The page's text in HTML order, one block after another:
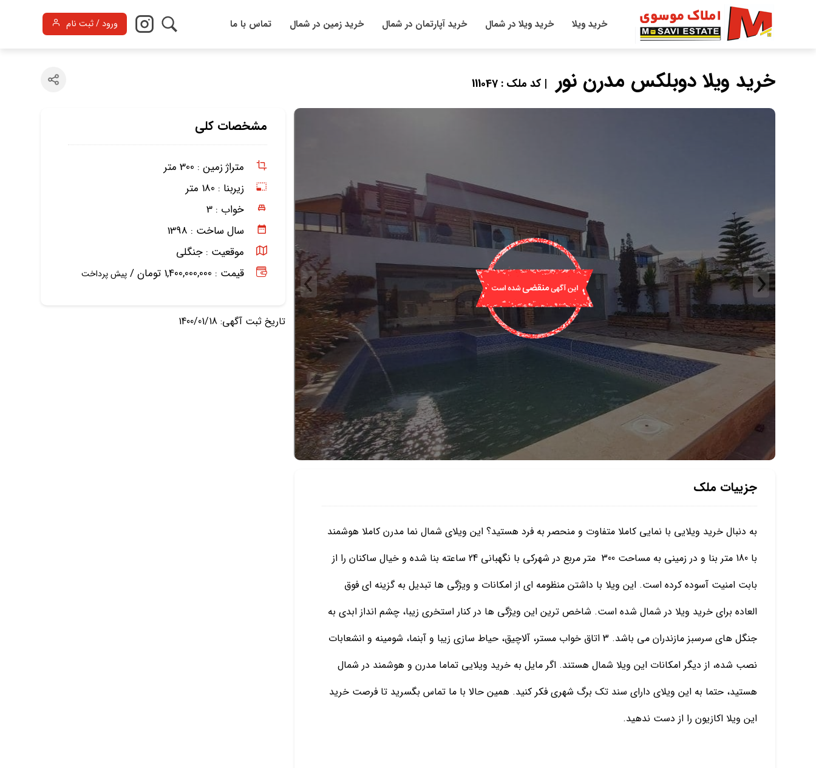
خرید ویلا خرید ویلا در شمال خرید آپارتمان در شمال خرید زمین در شمال تماس با ما ورود / ثبت نام
خرید ویلا دوبلکس مدرن نور | کد ملک : 111047
مشخصات کلی
متراژ زمین : 300 متر
زیربنا : 180 متر
خواب : 3
سال ساخت : 1398
موقعیت : جنگلی
قیمت : 1,400,000,000 تومان /
پیش پرداخت
تاریخ ثبت آگهی: 1400/01/18
جزییات ملک
به دنبال خرید ویلایی با نمایی کاملا متفاوت و منحصر به فرد هستید؟ این ویلای شمال نما مدرن کاملا هوشمند
با 180 متر بنا و در زمینی به مساحت 300 متر مربع در شهرکی با نگهبانی 24 ساعته بنا شده و خیال ساکنان را از
بابت امنیت آسوده کرده است. این ویلا با داشتن منظومه ای از امکانات و ویژگی ها تبدیل به گزینه ای فوق
العاده برای خرید ویلا در شمال شده است. شاخص ترین این ویژگی ها در کنار استخری زیبا، چشم انداز ابدی به
جنگل های سرسبز مازندران می باشد. 3 اتاق خواب مستر، آلاچیق، حیاط سازی زیبا و آبنما، شومینه و انشعابات
نصب شده، از دیگر امکانات این ویلا شمال هستند. اگر مایل به خرید ویلایی تماما مدرن و هوشمند در شمال
هستید، حتما به این ویلای دارای سند تک برگ شهری فکر کنید. همین حالا با ما تماس بگسرید تا فرصت خرید
این ویلا اکازیون را از دست ندهید.